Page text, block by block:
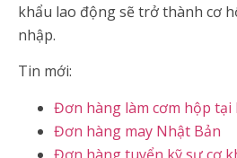
khẩu lao động sẽ trở thành cơ
nhập.
Tin mới:
Đơn hàng làm cơm hộp tại
Đơn hàng may Nhật Bản